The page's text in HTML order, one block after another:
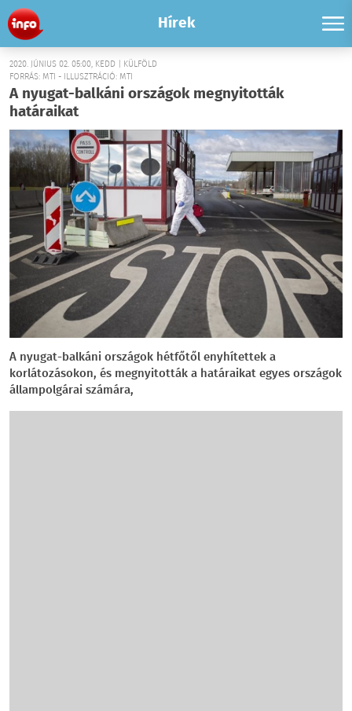
Hírek
2020. JÚNIUS 02. 05:00, KEDD | KÜLFÖLD
FORRÁS: MTI - ILLUSZTRÁCIÓ: MTI
A nyugat-balkáni országok megnyitották
határaikat
A nyugat-balkáni országok hétfőtől enyhítettek a
korlátozásokon, és megnyitották a határaikat egyes országok
állampolgárai számára,